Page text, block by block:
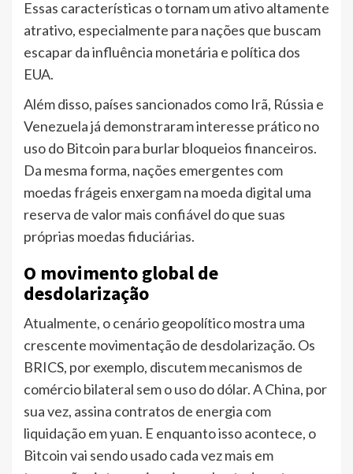
Essas características o tornam um ativo altamente
atrativo, especialmente para nações que buscam
escapar da influência monetária e política dos
EUA.
Além disso, países sancionados como Irã, Rússia e
Venezuela já demonstraram interesse prático no
uso do Bitcoin para burlar bloqueios financeiros.
Da mesma forma, nações emergentes com
moedas frágeis enxergam na moeda digital uma
reserva de valor mais confiável do que suas
próprias moedas fiduciárias.
O movimento global de
desdolarização
Atualmente, o cenário geopolítico mostra uma
crescente movimentação de desdolarização. Os
BRICS, por exemplo, discutem mecanismos de
comércio bilateral sem o uso do dólar. A China, por
sua vez, assina contratos de energia com
liquidação em yuan. E enquanto isso acontece, o
Bitcoin vai sendo usado cada vez mais em